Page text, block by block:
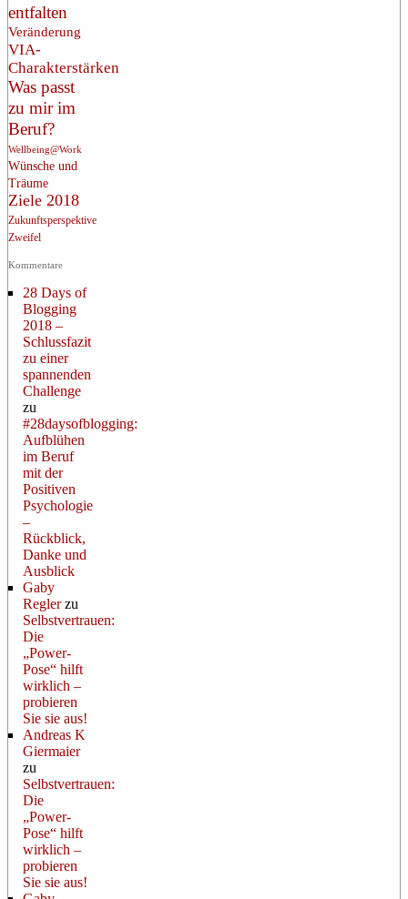
entfalten
Veränderung
VIA-
Charakterstärken
Was passt
zu mir im
Beruf?
Wellbeing@Work
Wünsche und
Träume
Ziele 2018
Zukunftsperspektive
Zweifel
Kommentare
28 Days of
Blogging
2018 –
Schlussfazit
zu einer
spannenden
Challenge
zu
#28daysofblogging:
Aufblühen
im Beruf
mit der
Positiven
Psychologie
–
Rückblick,
Danke und
Ausblick
Gaby
Reglerzu
Selbstvertrauen:
Die
„Power-
Pose“ hilft
wirklich –
probieren
Sie sie aus!
Andreas K
Giermaier
zu
Selbstvertrauen:
Die
„Power-
Pose“ hilft
wirklich –
probieren
Sie sie aus!